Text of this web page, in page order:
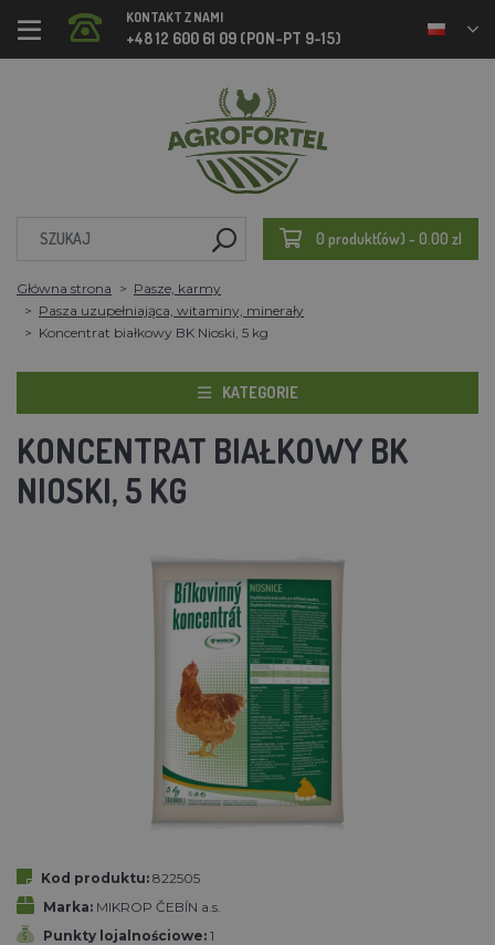
KONTAKT Z NAMI
+48 12 600 61 09 (PON-PT 9-15)
0 produkt(ów) - 0.00 zl
Główna strona
Pasze, karmy
Pasza uzupełniająca, witaminy, minerały
Koncentrat białkowy BK Nioski, 5 kg
KATEGORIE
KONCENTRAT BIAŁKOWY BK
NIOSKI, 5 KG
Kod produktu: 822505
Marka: MIKROP ČEBÍN a.s.
Punkty lojalnościowe: 1